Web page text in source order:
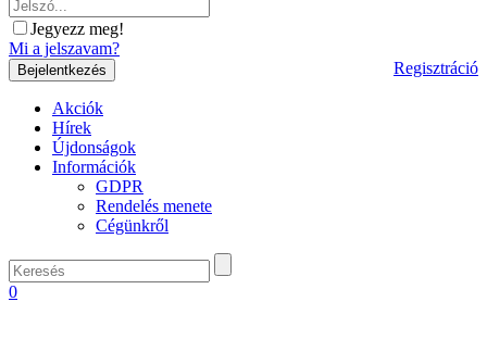
Jegyezz meg!
Mi a jelszavam?
Regisztráció
Akciók
Hírek
Újdonságok
Információk
GDPR
Rendelés menete
Cégünkről
0